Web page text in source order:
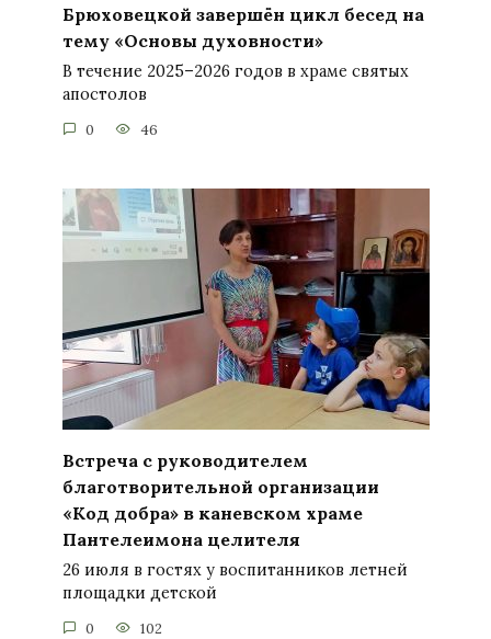
Брюховецкой завершён цикл бесед на
тему «Основы духовности»
В течение 2025–2026 годов в храме святых
апостолов
0 46
Встреча с руководителем
благотворительной организации
«Код добра» в каневском храме
Пантелеимона целителя
26 июля в гостях у воспитанников летней
площадки детской
0 102